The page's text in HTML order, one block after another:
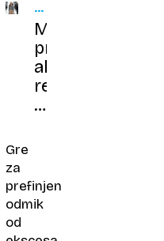
REŠITE
KVIZ
Modni
preizkus:
ali
res
ločite
in
sumljivo
Gre
za
prefinjen
odmik
od